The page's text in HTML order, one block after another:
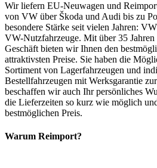
Wir liefern EU-Neuwagen und
von VW über Škoda und Audi bis zu
besondere Stärke seit vielen Jahren:
VW-Nutzfahrzeuge. Mit über 35
Geschäft bieten wir Ihnen den
attraktivsten Preise. Sie haben die
Sortiment von Lagerfahrzeugen und
Bestellfahrzeugen mit Werksgarantie
beschaffen wir auch Ihr persönliches
die Lieferzeiten so kurz wie möglich
bestmöglichen Preis.
Warum Reimport?